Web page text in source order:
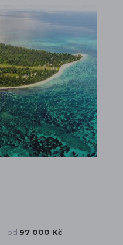
od 97 000 Kč